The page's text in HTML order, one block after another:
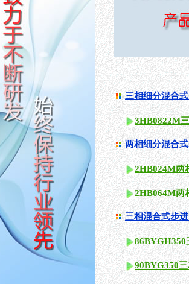
三相细分混合
3HB0822M
两相细分混合
2HB024M两
2HB064M两
三相混合式步
86BYGH350
90BYG350